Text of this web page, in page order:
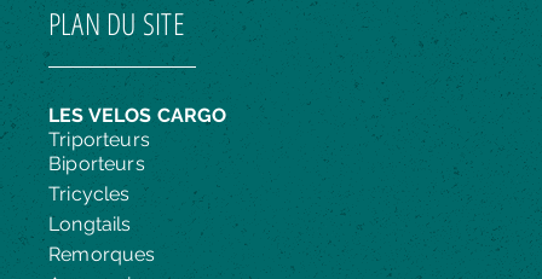
PLAN DU SITE
LES VELOS CARGO
Triporteurs
Biporteurs
Tricycles
Longtails
Remorques